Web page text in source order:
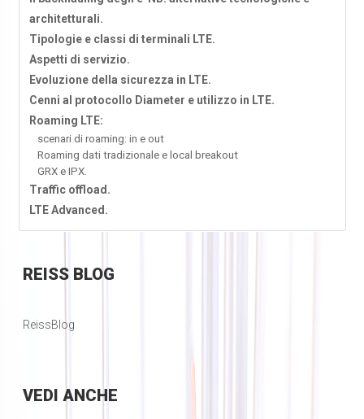
architetturali.
Tipologie e classi di terminali LTE.
Aspetti di servizio.
Evoluzione della sicurezza in LTE.
Cenni al protocollo Diameter e utilizzo in LTE.
Roaming LTE:
scenari di roaming: in e out
Roaming dati tradizionale e local breakout
GRX e IPX.
Traffic offload.
LTE Advanced.
REISSBLOG
ReissBlog
VEDI ANCHE